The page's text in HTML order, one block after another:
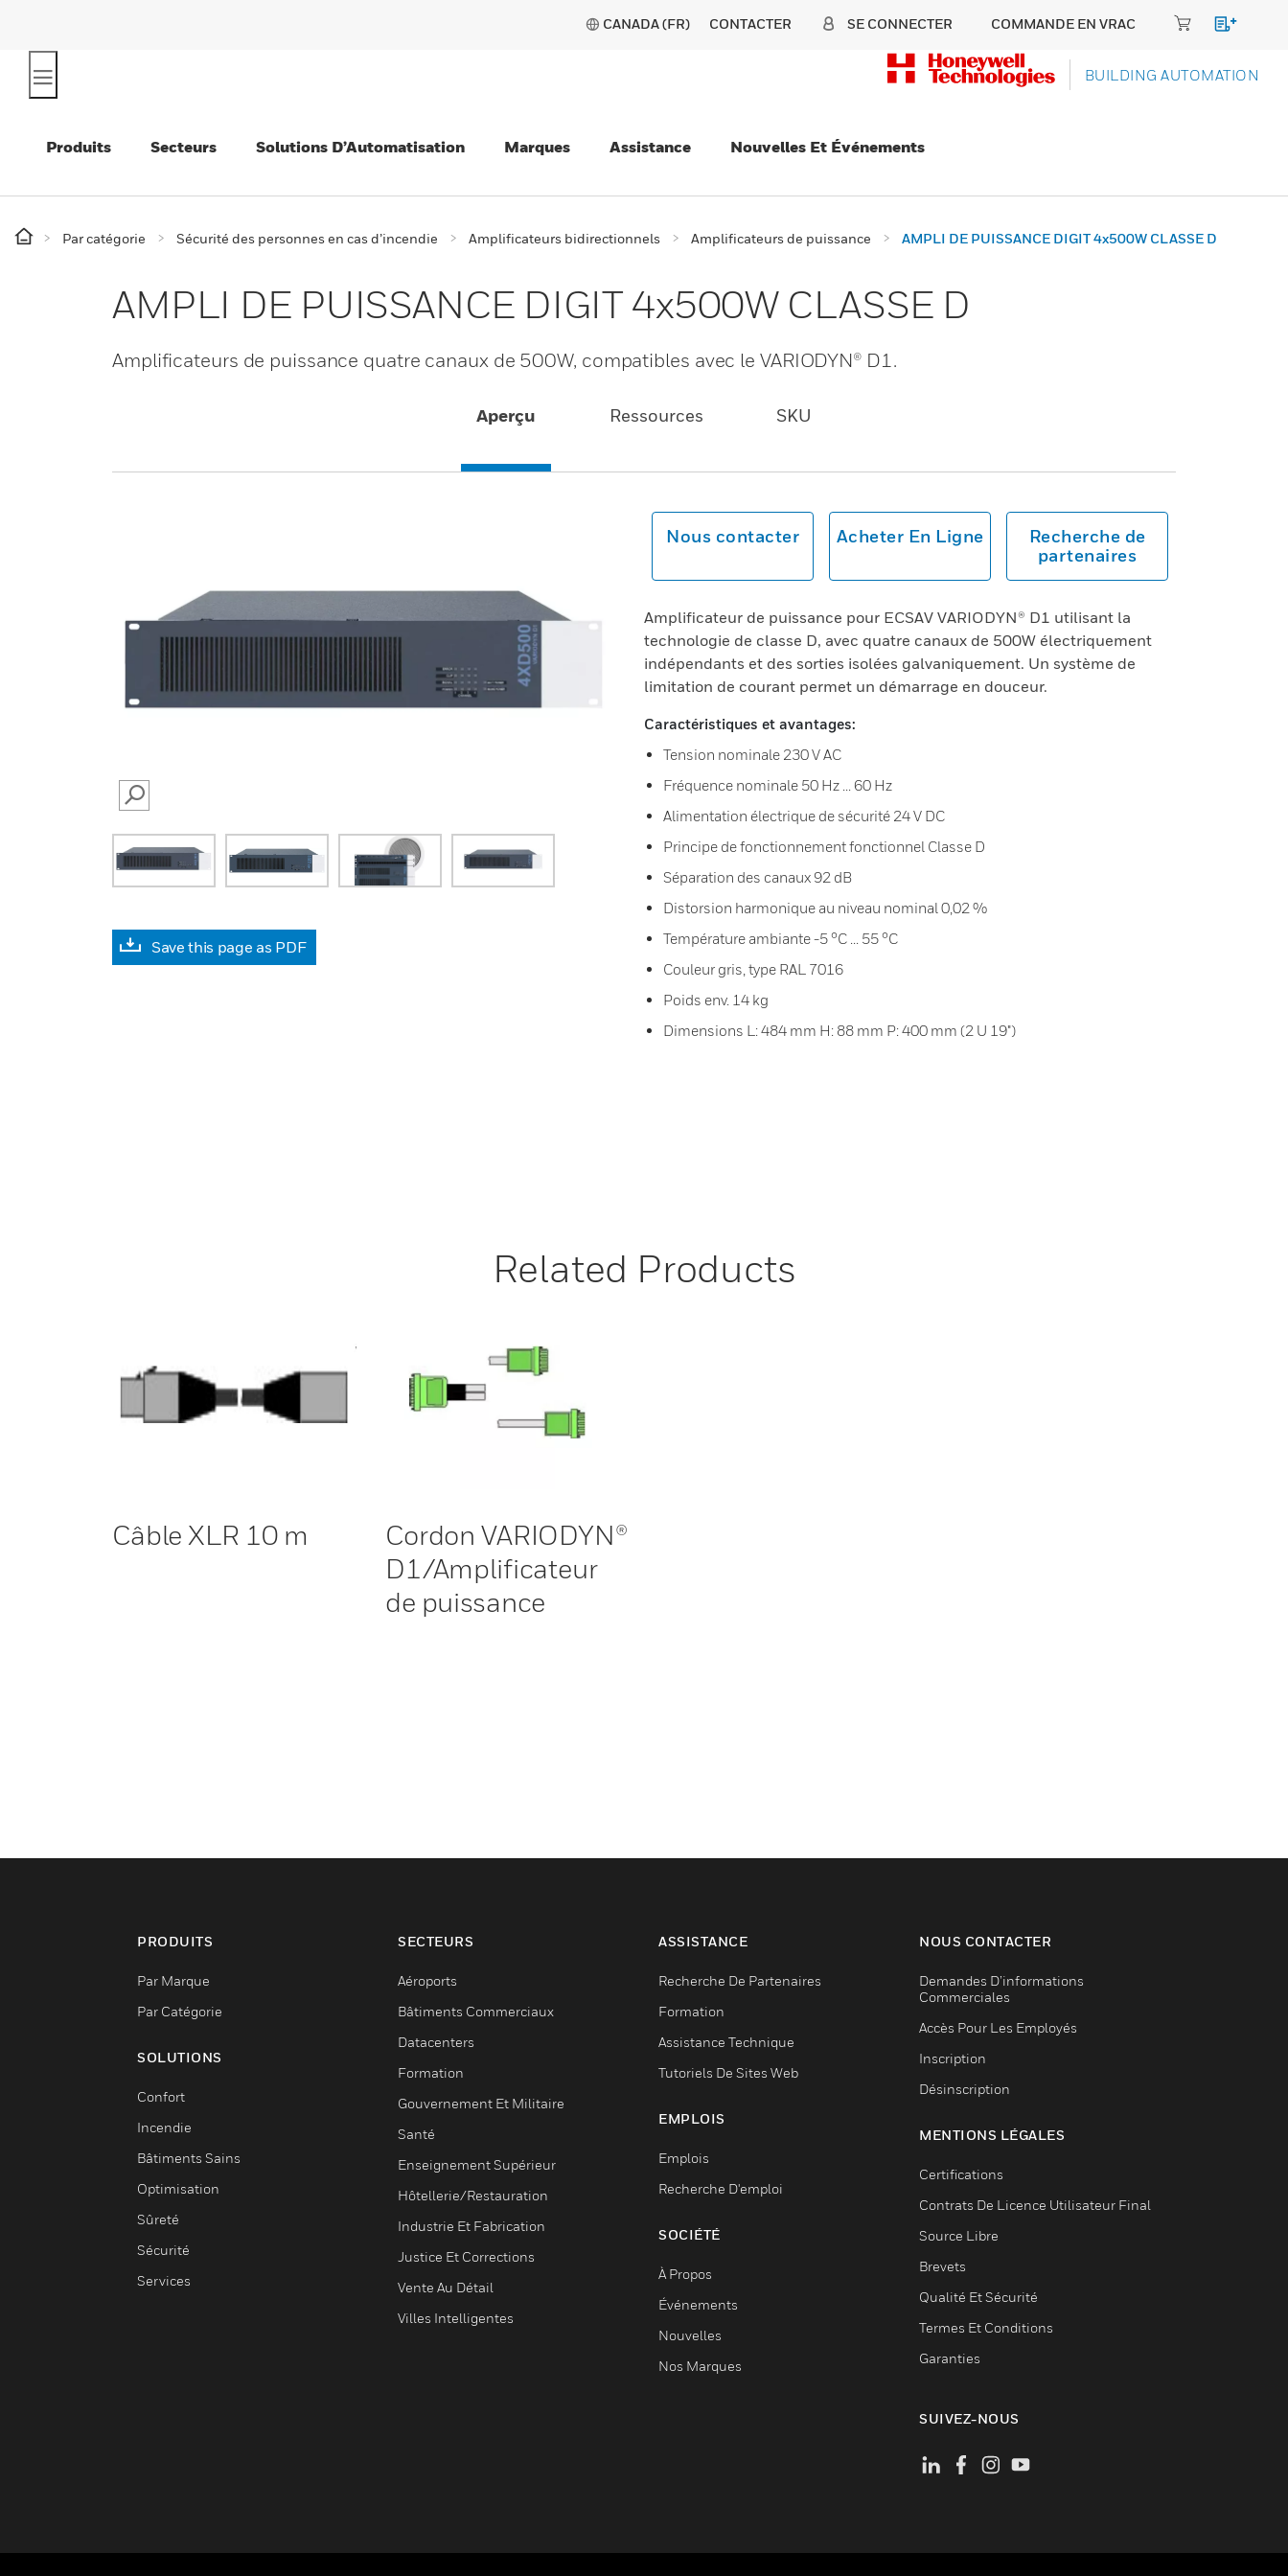
CANADA (FR) CONTACTER SE CONNECTER COMMANDE EN VRAC
BUILDING AUTOMATION
Produits Secteurs Solutions D’Automatisation Marques Assistance Nouvelles Et Événements
Par catégorie Sécurité des personnes en cas d’incendie Amplificateurs bidirectionnels Amplificateurs de puissance AMPLI DE PUISSANCE DIGIT 4x500W CLASSE D
AMPLI DE PUISSANCE DIGIT 4x500W CLASSE D
Amplificateurs de puissance quatre canaux de 500W, compatibles avec le VARIODYN® D1.
Aperçu Ressources SKU
SEARCH
Save this page as PDF
Nous contacter Acheter En Ligne
Recherche de
partenaires
Amplificateur de puissance pour ECSAV VARIODYN® D1 utilisant la
technologie de classe D, avec quatre canaux de 500W électriquement
indépendants et des sorties isolées galvaniquement. Un système de
limitation de courant permet un démarrage en douceur.
Caractéristiques et avantages:
Tension nominale 230 V AC
Fréquence nominale 50 Hz ... 60 Hz
Alimentation électrique de sécurité 24 V DC
Principe de fonctionnement fonctionnel Classe D
Séparation des canaux 92 dB
Distorsion harmonique au niveau nominal 0,02 %
Température ambiante -5 °C ... 55 °C
Couleur gris, type RAL 7016
Poids env. 14 kg
Dimensions L: 484 mm H: 88 mm P: 400 mm (2 U 19")
Related Products
Câble XLR 10 m
Cordon VARIODYN®
D1/Amplificateur
de puissance
PRODUITS
Par Marque
Par Catégorie
SOLUTIONS
Confort
Incendie
Bâtiments Sains
Optimisation
Sûreté
Sécurité
Services
SECTEURS
Aéroports
Bâtiments Commerciaux
Datacenters
Formation
Gouvernement Et Militaire
Santé
Enseignement Supérieur
Hôtellerie/Restauration
Industrie Et Fabrication
Justice Et Corrections
Vente Au Détail
Villes Intelligentes
ASSISTANCE
Recherche De Partenaires
Formation
Assistance Technique
Tutoriels De Sites Web
EMPLOIS
Emplois
Recherche D'emploi
SOCIÉTÉ
À Propos
Événements
Nouvelles
Nos Marques
NOUS CONTACTER
Demandes D’informations
Commerciales
Accès Pour Les Employés
Inscription
Désinscription
MENTIONS LÉGALES
Certifications
Contrats De Licence Utilisateur Final
Source Libre
Brevets
Qualité Et Sécurité
Termes Et Conditions
Garanties
SUIVEZ-NOUS